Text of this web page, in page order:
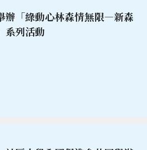
辦「綠動心林森情無限—新森
系列活動